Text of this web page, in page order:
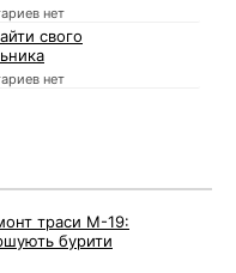
нет
свого
нет
траси М-19:
бурити